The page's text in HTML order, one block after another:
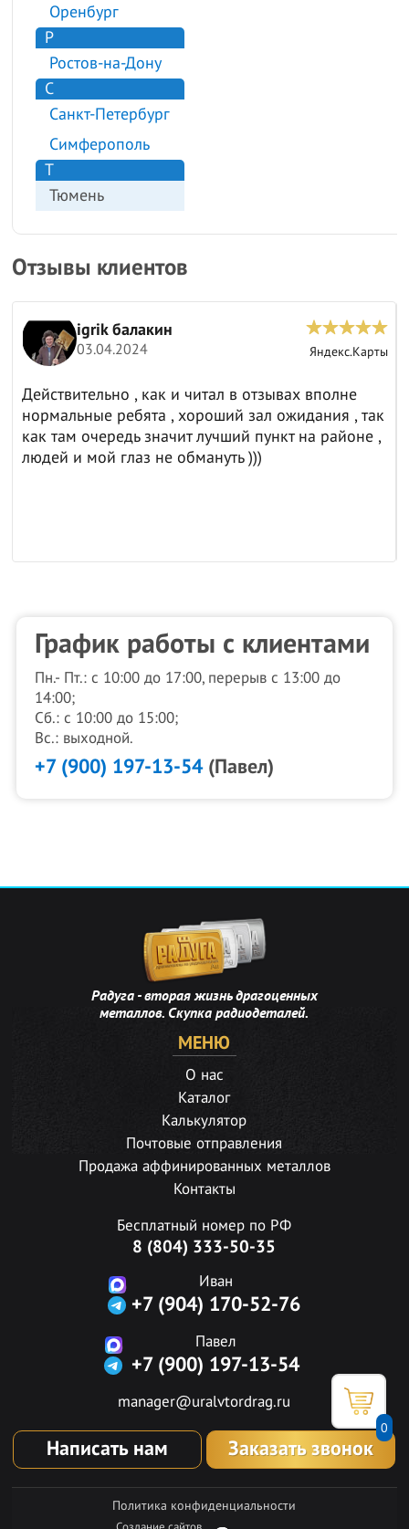
0
Оренбург
Р
Ростов-на-Дону
С
Санкт-Петербург
Симферополь
Т
Тюмень
Отзывы клиентов
igrik балакин
03.04.2024 Яндекс.Карты
Действительно , как и читал в отзывах вполне
нормальные ребята , хороший зал ожидания , так
как там очередь значит лучший пункт на районе ,
людей и мой глаз не обмануть )))
График работы с клиентами
Пн.- Пт.: с 10:00 до 17:00, перерыв с 13:00 до
14:00;
Сб.: с 10:00 до 15:00;
Вс.: выходной.
+7 (900) 197-13-54(Павел)
Радуга - вторая жизнь драгоценных
металлов. Скупка радиодеталей.
МЕНЮ
О нас
Каталог
Калькулятор
Почтовые отправления
Продажа аффинированных металлов
Контакты
Бесплатный номер по РФ
8 (804) 333-50-35
Иван
+7 (904) 170-52-76
Павел
+7 (900) 197-13-54
manager@uralvtordrag.ru
Написать нам Заказать звонок
Политика конфиденциальности